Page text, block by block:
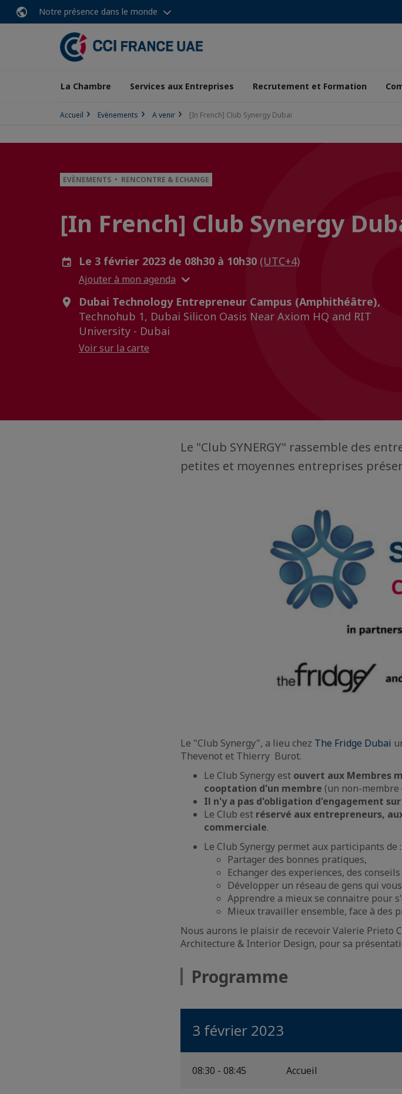
Notre présence dans le monde
La Chambre Services aux Entreprises Recrutement et Formation
Accueil Evènements A venir [In French] Club Synergy Dubai
EVÈNEMENTS • RENCONTRE & ECHANGE
[In French] Club Synergy
Le 3 février 2023 de 08h30 à 10h30 (UTC+4)
Ajouter à mon agenda
Dubai Technology Entrepreneur Campus (Amphithéâtre),
Technohub 1, Dubai Silicon Oasis Near Axiom HQ and RIT
University - Dubai
Voir sur la carte
Le "Club SYNERGY" rassemble des
petites et moyennes entreprises
Le "Club Synergy", a lieu chez The Fridge Dubai
Thevenot et Thierry Burot.
Le Club Synergy est ouvert aux Membres
cooptation d'un membre (un non-membre
Il n'y a pas d'obligation d'engagement
Le Club est réservé aux entrepreneurs,
commerciale.
Le Club Synergy permet aux participants de :
Partager des bonnes pratiques,
Echanger des experiences, des
Développer un réseau de gens qui
Apprendre a mieux se connaitre pour
Mieux travailler ensemble, face à des
Nous aurons le plaisir de recevoir Valerie Prieto
Architecture & Interior Design, pour sa
Programme
3 février 2023
08:30 - 08:45 Accueil